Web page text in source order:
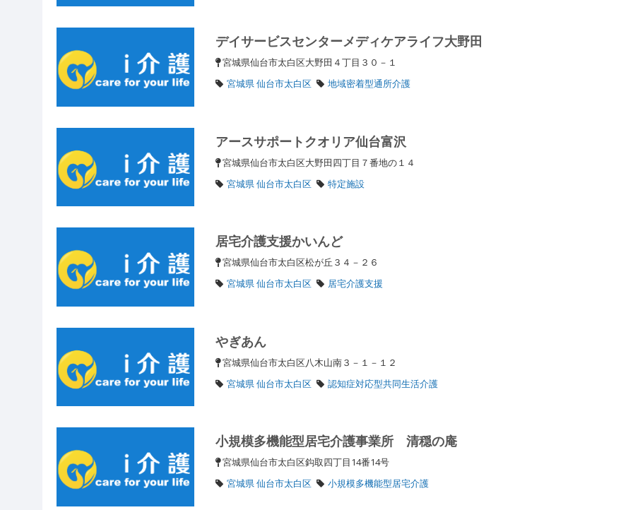
デイサービスセンターメディケアライフ大野田
宮城県仙台市太白区大野田４丁目３０－１
宮城県 仙台市太白区
地域密着型通所介護
アースサポートクオリア仙台富沢
宮城県仙台市太白区大野田四丁目７番地の１４
宮城県 仙台市太白区
特定施設
居宅介護支援かいんど
宮城県仙台市太白区松が丘３４－２６
宮城県 仙台市太白区
居宅介護支援
やぎあん
宮城県仙台市太白区八木山南３－１－１２
宮城県 仙台市太白区
認知症対応型共同生活介護
小規模多機能型居宅介護事業所 清穏の庵
宮城県仙台市太白区鈎取四丁目14番14号
宮城県 仙台市太白区
小規模多機能型居宅介護